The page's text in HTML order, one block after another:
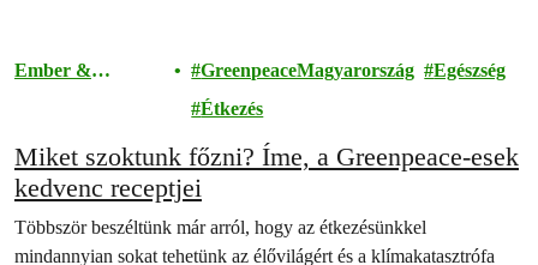
Ember &
GreenpeaceMagyarország
Egészség
Étkezés
Miket szoktunk főzni? Íme, a Greenpeace-esek
kedvenc receptjei
Többször beszéltünk már arról, hogy az étkezésünkkel
mindannyian sokat tehetünk az élővilágért és a klímakatasztrófa